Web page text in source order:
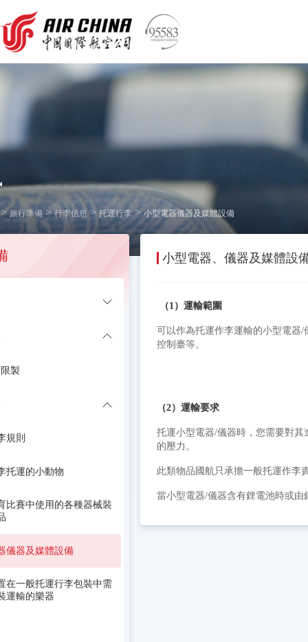
旅行準備>行李信息>托運行李>小型電器儀器及媒體設備
製
規則
托運的小動物
比賽中使用的各種器械裝
儀器及媒體設備
在一般托運行李包裝中需
運輸的樂器
小型電器、儀器及媒體設
（1）運輸範圍
可以作為托運作李運輸的小型電器
控制臺等。
（2）運輸要求
托運小型電器/儀器時，您需要對
的壓力。
此類物品國航只承擔一般托運作李
當小型電器/儀器含有鋰電池時或